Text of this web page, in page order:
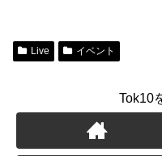
Live イベント
Tok10